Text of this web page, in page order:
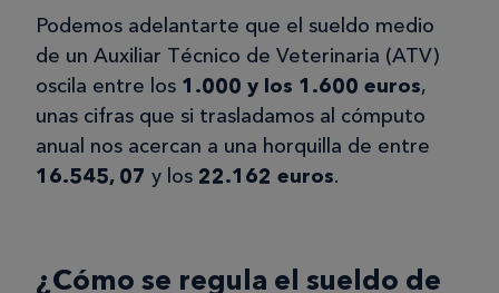
Podemos adelantarte que el sueldo medio
de un Auxiliar Técnico de Veterinaria (ATV)
oscila entre los 1.000 y los 1.600 euros,
unas cifras que si trasladamos al cómputo
anual nos acercan a una horquilla de entre
16.545, 07 y los 22.162 euros.
¿Cómo se regula el sueldo de